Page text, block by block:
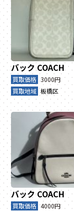
バック COACH
買取価格 3000円
買取地域 板橋区
バック COACH
買取価格 4000円